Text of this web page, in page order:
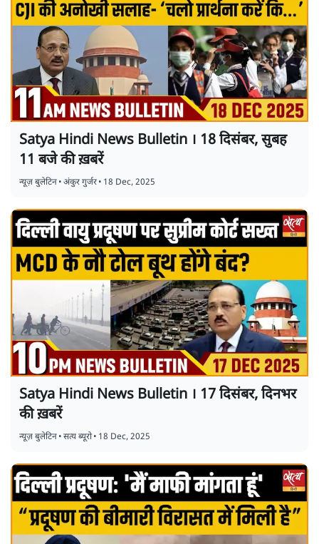
Satya Hindi News Bulletin । 18 दिसंबर, सुबह
11 बजे की ख़बरें
न्यूज़ बुलेटिन•अंकुर गुर्जर• 18 Dec, 2025
Satya Hindi News Bulletin । 17 दिसंबर, दिनभर
की ख़बरें
न्यूज़ बुलेटिन•सत्य ब्यूरो• 18 Dec, 2025